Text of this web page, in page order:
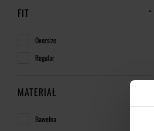
FIT
Oversize
Regular
MATERIAŁ
Bawełna